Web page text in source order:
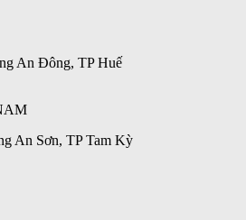
An Đông, TP Huế
An Sơn, TP Tam Kỳ